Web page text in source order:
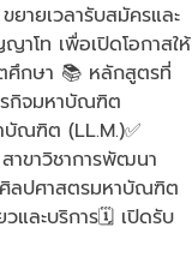
ายเวลารับสมัครและ
โท เพื่อเปิดโอกาสให้
ศึกษา 📚 หลักสูตรที่
รกิจมหาบัณฑิต
ณฑิต (LL.M.)✅
ขาวิชาการพัฒนา
ลปศาสตรมหาบัณฑิต
วและบริการ🗓 เปิดรับ